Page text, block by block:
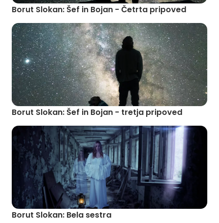
Borut Slokan: Šef in Bojan - Četrta pripoved
Borut Slokan: Šef in Bojan - tretja pripoved
Borut Slokan: Bela sestra